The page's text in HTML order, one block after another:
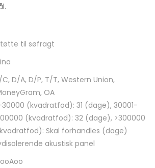
til søfragt
C, D/A, D/P, T/T, Western Union,
OA
30000 (kvadratfod): 31 (dage), 30001-
(kvadratfod): 32 (dage), >300000
Skal forhandles (dage)
akustisk panel